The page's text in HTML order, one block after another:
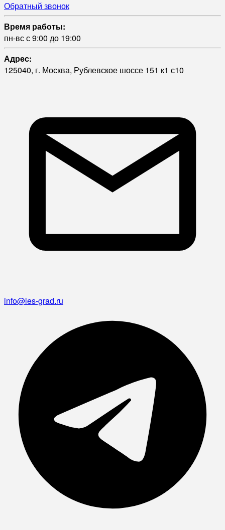
Обратный звонок
Время работы:
пн-вс с 9:00 до 19:00
Адрес:
125040, г. Москва, Рублевское шоссе 151 к1 с10
info@les-grad.ru